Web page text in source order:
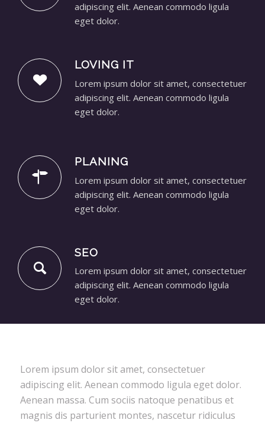
adipiscing elit. Aenean commodo ligula
eget dolor.
LOVING IT
Lorem ipsum dolor sit amet, consectetuer
adipiscing elit. Aenean commodo ligula
eget dolor.
PLANING
Lorem ipsum dolor sit amet, consectetuer
adipiscing elit. Aenean commodo ligula
eget dolor.
SEO
Lorem ipsum dolor sit amet, consectetuer
adipiscing elit. Aenean commodo ligula
eget dolor.
Lorem ipsum dolor sit amet, consectetuer
adipiscing elit. Aenean commodo ligula eget dolor.
Aenean massa. Cum sociis natoque penatibus et
magnis dis parturient montes, nascetur ridiculus